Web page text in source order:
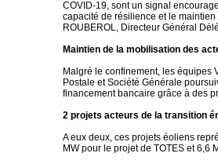
COVID-19, sont un signal
capacité de résilience et le
ROUBEROL, Directeur Général
Maintien de la mobilisation des
Malgré le confinement, les équipes
Postale et Société Générale
financement bancaire grâce à des
2 projets acteurs de la transition
A eux deux, ces projets éoliens
MW pour le projet de TOTES et 6,6